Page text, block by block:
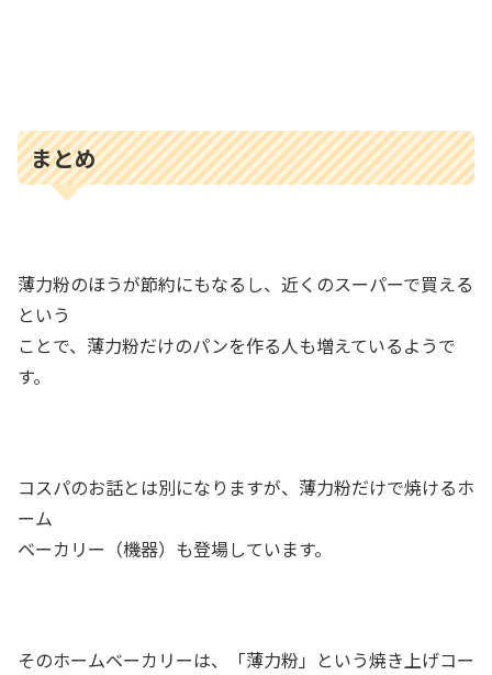
まとめ
薄力粉のほうが節約にもなるし、近くのスーパーで買える
という
ことで、薄力粉だけのパンを作る人も増えているようで
す。
コスパのお話とは別になりますが、薄力粉だけで焼けるホ
ーム
ベーカリー（機器）も登場しています。
そのホームベーカリーは、「薄力粉」という焼き上げコー